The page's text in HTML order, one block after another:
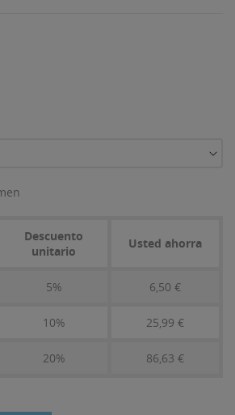
Descuento
unitario
Usted ahorra
5% 6,50 €
10% 25,99 €
20% 86,63 €